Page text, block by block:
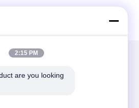
2:15 PM
are you looking